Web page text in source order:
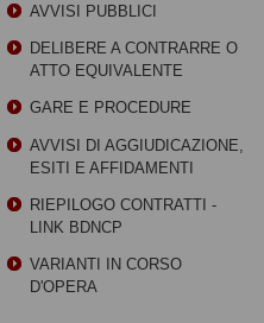
AVVISI PUBBLICI
DELIBERE A CONTRARRE O
ATTO EQUIVALENTE
GARE E PROCEDURE
AVVISI DI AGGIUDICAZIONE,
ESITI E AFFIDAMENTI
RIEPILOGO CONTRATTI -
LINK BDNCP
VARIANTI IN CORSO
D'OPERA